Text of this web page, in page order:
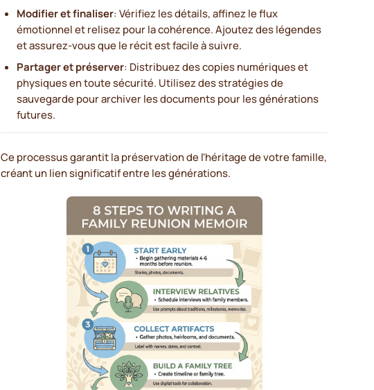
Modifier et finaliser: Vérifiez les détails, affinez le flux
émotionnel et relisez pour la cohérence. Ajoutez des légendes
et assurez-vous que le récit est facile à suivre.
Partager et préserver: Distribuez des copies numériques et
physiques en toute sécurité. Utilisez des stratégies de
sauvegarde pour archiver les documents pour les générations
futures.
Ce processus garantit la préservation de l'héritage de votre famille,
créant un lien significatif entre les générations.